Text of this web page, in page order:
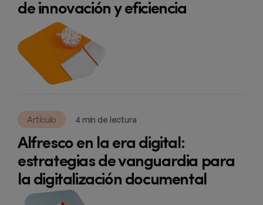
de innovación y eficiencia
Artículo 4 min de lectura
Alfresco en la era digital:
estrategias de vanguardia para
la digitalización documental